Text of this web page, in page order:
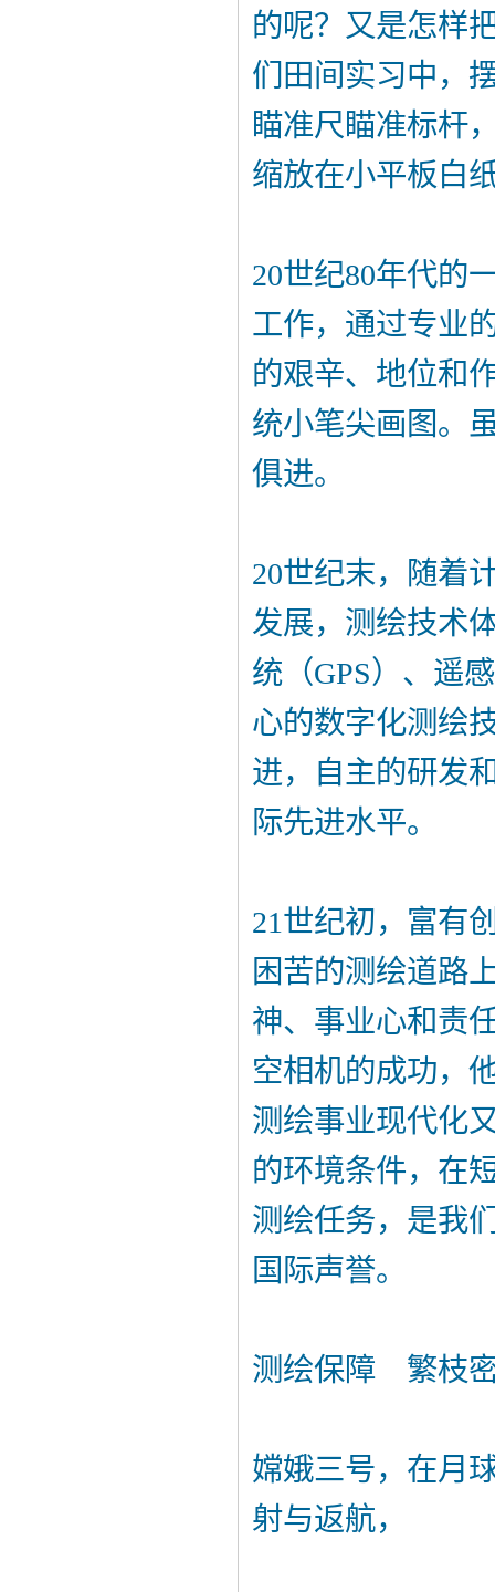
的呢？又是怎样
们田间实习中，
瞄准尺瞄准标杆
缩放在小平板白
20世纪80年代的
工作，通过专业
的艰辛、地位和
统小笔尖画图。
俱进。
20世纪末，随着
发展，测绘技术
统（GPS）、遥
心的数字化测绘
进，自主的研发
际先进水平。
21世纪初，富有
困苦的测绘道路
神、事业心和责
空相机的成功，
测绘事业现代化
的环境条件，在
测绘任务，是我
国际声誉。
测绘保障 繁枝
嫦娥三号，在月
射与返航，